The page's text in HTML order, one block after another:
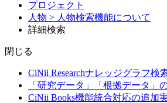
プロジェクト
人物 > 人物検索機能について
詳細検索
閉じる
CiNii Researchナレッジグラフ検
「研究データ」「根拠データ」
CiNii Books機能統合対応の追加